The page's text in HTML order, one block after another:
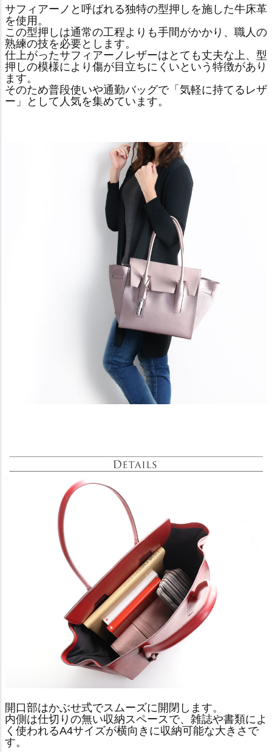
サフィアーノと呼ばれる独特の型押しを施した牛床革
を使用。
この型押しは通常の工程よりも手間がかかり、職人の
熟練の技を必要とします。
仕上がったサフィアーノレザーはとても丈夫な上、型
押しの模様により傷が目立ちにくいという特徴があり
ます。
そのため普段使いや通勤バッグで「気軽に持てるレザ
ー」として人気を集めています。
開口部はかぶせ式でスムーズに開閉します。
内側は仕切りの無い収納スペースで、雑誌や書類によ
く使われるA4サイズが横向きに収納可能な大きさで
す。